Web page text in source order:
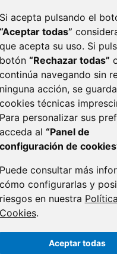
Si acepta pulsando el
“Aceptar todas”
que acepta su uso. Si
botón “Rechazar todas”
continúa navegando sin
ninguna acción, se
cookies técnicas
Para personalizar sus
acceda al “Panel de
configuración de
Puede consultar más
cómo configurarlas y
riesgos en nuestra
Cookies.
Aceptar todas
AVISO LEGAL
DE DATOS
DE COOKIES
ACCESIBILIDAD
ENLACE